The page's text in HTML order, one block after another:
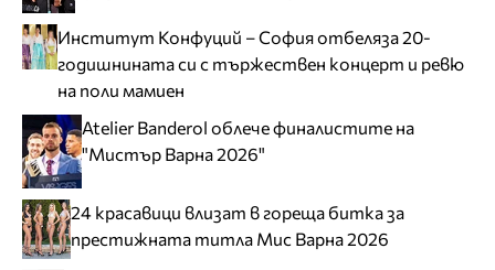
Институт Конфуций – София отбеляза 20-
годишнината си с тържествен концерт и ревю
на поли мамиен
Atelier Banderol облече финалистите на
"Мистър Варна 2026"
24 красавици влизат в гореща битка за
престижната титла Мис Варна 2026